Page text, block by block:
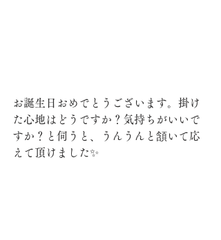
お誕生日おめでとうございます。掛け
た心地はどうですか？気持ちがいいで
すか？と伺うと、うんうんと頷いて応
えて頂けました✨